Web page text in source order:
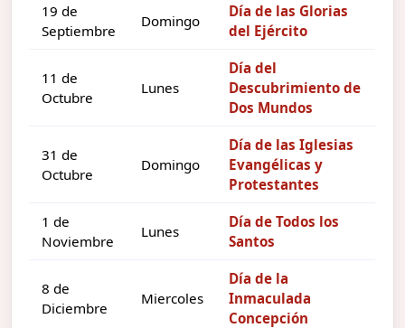
19 de
Septiembre
Domingo
Día de las Glorias
del Ejército
11 de
Octubre
Lunes
Día del
Descubrimiento de
Dos Mundos
31 de
Octubre
Domingo
Día de las Iglesias
Evangélicas y
Protestantes
1 de
Noviembre
Lunes
Día de Todos los
Santos
8 de
Diciembre
Miercoles
Día de la
Inmaculada
Concepción